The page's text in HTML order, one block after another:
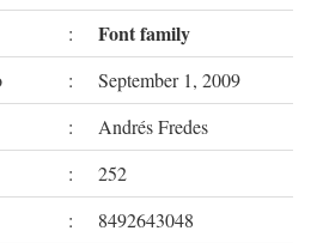
: Font family
:
September 1, 2009
:
Andrés Fredes
:
252
:
8492643048